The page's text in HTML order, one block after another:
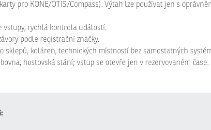
pro KONE/OTIS/Compass). Výtah lze používat jen s
vstupy, rychlá kontrola událostí.
podle registrační značky.
sklepů, koláren, technických místností bez samostatných
hostovská stání; vstup se otevře jen v rezervovaném čase.